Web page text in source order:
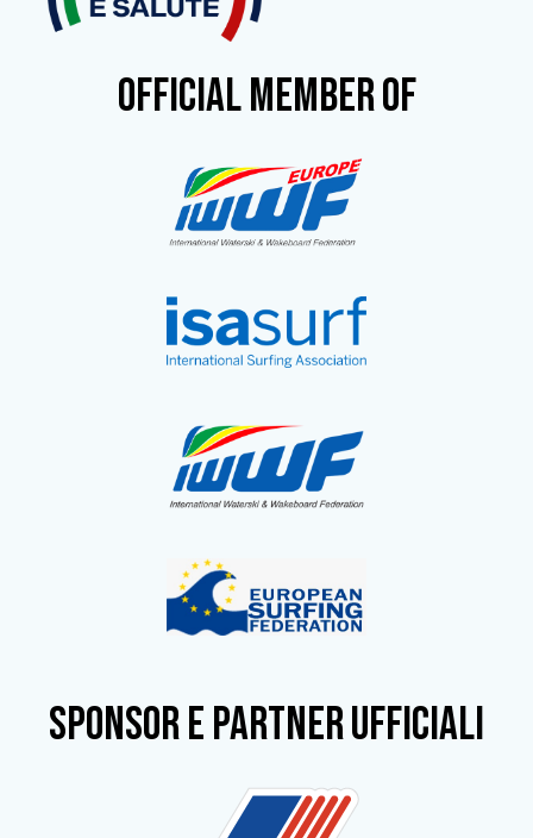
OFFICIAL MEMBER OF
SPONSOR e partner ufficiali